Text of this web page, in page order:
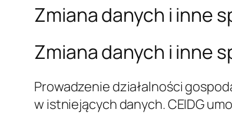
Zmiana danych i inne
Zmiana danych i inne
Prowadzenie działalności
w istniejących danych. CEIDG